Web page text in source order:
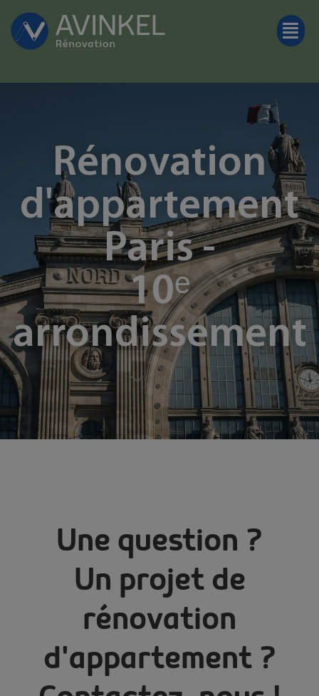
Rénovation
d'appartement
Paris -
10ᵉ
arrondissement
Une question ?
Un projet de
rénovation
d'appartement ?